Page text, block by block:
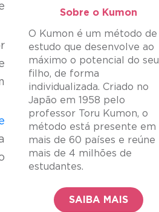
Sobre o Kumon​
O Kumon é um método de
estudo que desenvolve ao
máximo o potencial do seu
filho, de forma
individualizada. Criado no
Japão em 1958 pelo
professor Toru Kumon, o
método está presente em
mais de 60 países e reúne
mais de 4 milhões de
estudantes.
SAIBA MAIS